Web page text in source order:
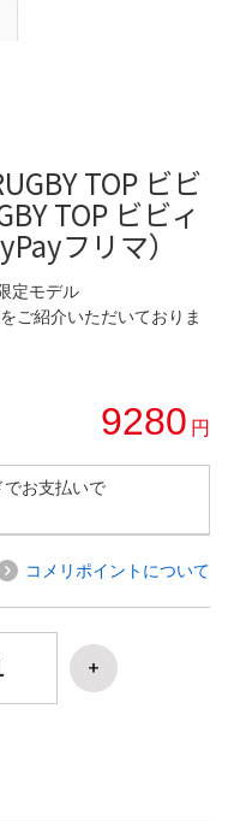
TOP ビビ
TOP ビビィ
フリマ）
定モデル
ご紹介いただいておりま
9280 円
でお支払いで
コメリポイントについて